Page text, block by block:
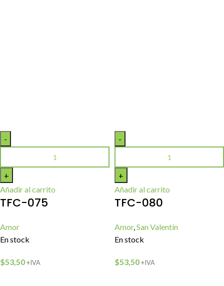
Añadir al carrito
TFC-075
Amor
En stock
$53,50+IVA
Añadir al carrito
TFC-080
Amor,San Valentín
En stock
$53,50+IVA